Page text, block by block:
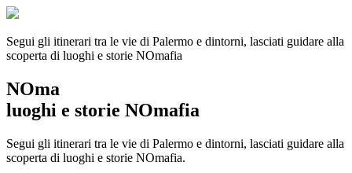
Segui gli itinerari tra le vie di Palermo e dintorni, lasciati guidare alla
scoperta di luoghi e storie NOmafia
NOma
luoghi e storie NOmafia
Segui gli itinerari tra le vie di Palermo e dintorni, lasciati guidare alla
scoperta di luoghi e storie NOmafia.